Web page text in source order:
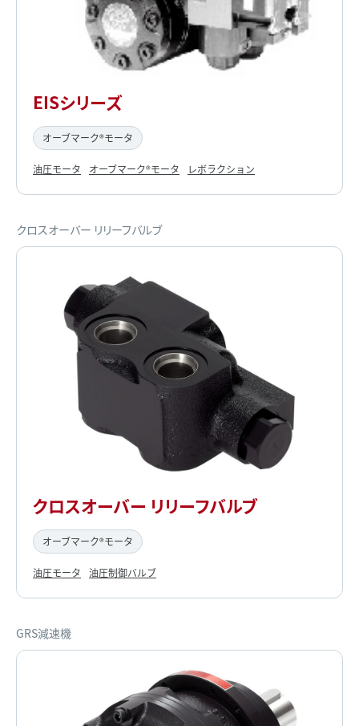
EISシリーズ
オーブマーク®モータ
油圧モータ オーブマーク®モータ レボラクション
クロスオーバー リリーフバルブ
クロスオーバー リリーフバルブ
オーブマーク®モータ
油圧モータ 油圧制御バルブ
GRS減速機